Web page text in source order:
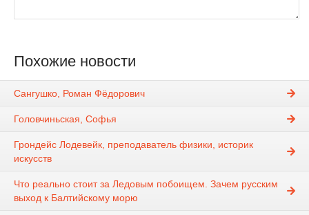
Похожие новости
Сангушко, Роман Фёдорович
Головчиньская, Софья
Грондейс Лодевейк, преподаватель физики, историк
искусств
Что реально стоит за Ледовым побоищем. Зачем русским
выход к Балтийскому морю